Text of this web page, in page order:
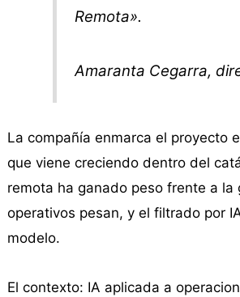
Remota».
Amaranta Cegarra,
La compañía enmarca el proyecto
que viene creciendo dentro del
remota ha ganado peso frente a
operativos pesan, y el filtrado por
modelo.
El contexto: IA aplicada a